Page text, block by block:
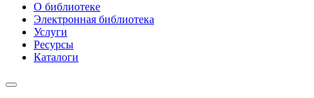
О библиотеке
Электронная библиотека
Услуги
Ресурсы
Каталоги